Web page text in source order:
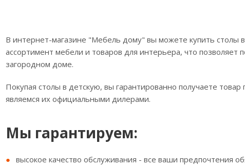
В интернет-магазине "Мебель дому" вы можете купить столы
ассортимент мебели и товаров для интерьера, что
загородном доме.
Покупая столы в детскую, вы гарантированно получаете
являемся их официальными дилерами.
Мы гарантируем:
высокое качество обслуживания - все ваши предпочтения